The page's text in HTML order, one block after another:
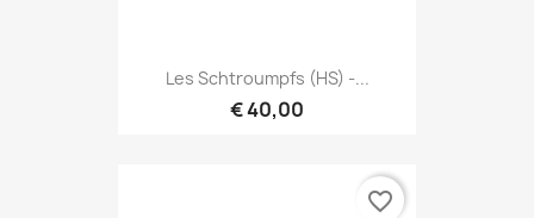
Les Schtroumpfs (HS) -...
€ 40,00
favorite_border